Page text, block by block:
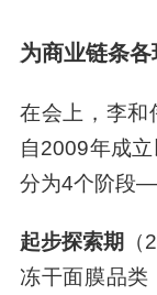
为商业链条
在会上，李和
自2009年成
分为4个阶段
起步探索期
冻干面膜品类